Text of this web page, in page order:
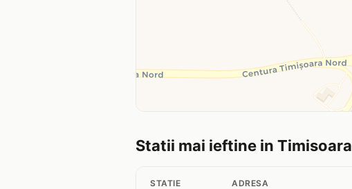
Statii mai ieftine in Timisoara
STATIE ADRESA